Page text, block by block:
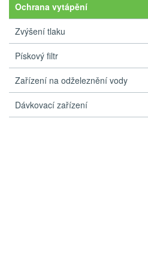
Ochrana vytápění
Zvýšení tlaku
Pískový filtr
Zařízení na odželeznění vody
Dávkovací zařízení